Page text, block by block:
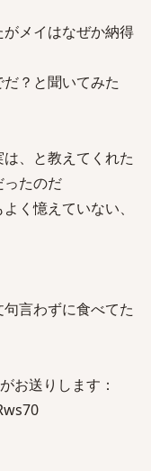
メイはなぜか納得
？と聞いてみた
、と教えてくれた
ったのだ
く憶えていない、
言わずに食べてた
お送りします：